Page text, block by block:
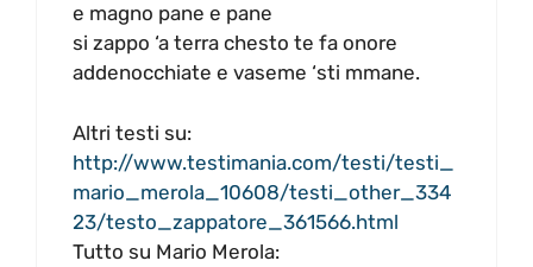
e magno pane e pane
si zappo ‘a terra chesto te fa onore
addenocchiate e vaseme ‘sti mmane.
Altri testi su:
http://www.testimania.com/testi/testi_
mario_merola_10608/testi_other_334
23/testo_zappatore_361566.html
Tutto su Mario Merola: